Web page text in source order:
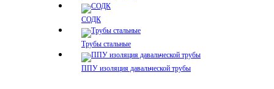
СОДК
Трубы стальные
ППУ изоляция давальческой трубы